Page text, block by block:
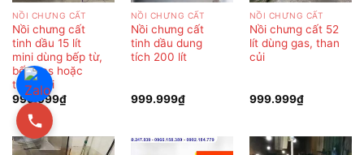
NỒI CHƯNG CẤT
Nồi chưng cất
tinh dầu 15 lít
mini dùng bếp từ,
bếp gas hoặc
than củi
999.999₫
NỒI CHƯNG CẤT
Nồi chưng cất
tinh dầu dung
tích 200 lít
999.999₫
NỒI CHƯNG CẤT
Nồi chưng cất 52
lít dùng gas, than
củi
999.999₫